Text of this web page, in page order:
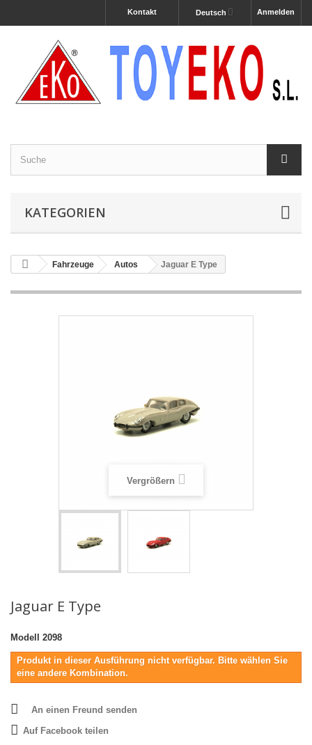
Anmelden
Deutsch
Kontakt
KATEGORIEN
Fahrzeuge Autos Jaguar E Type
Vergrößern
Jaguar E Type
Modell 2098
Produkt in dieser Ausführung nicht verfügbar. Bitte wählen Sie
eine andere Kombination.
An einen Freund senden
Auf Facebook teilen